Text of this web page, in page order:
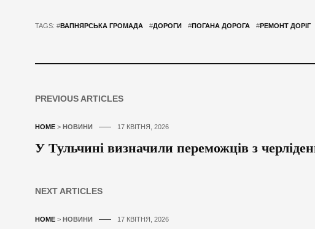
TAGS: #ВАПНЯРСЬКА ГРОМАДА #ДОРОГИ #ПОГАНА ДОРОГА #РЕМОНТ ДОРІГ
PREVIOUS ARTICLES
HOME > НОВИНИ 17 КВІТНЯ, 2026
У Тульчині визначили переможців з
NEXT ARTICLES
HOME > НОВИНИ 17 КВІТНЯ, 2026